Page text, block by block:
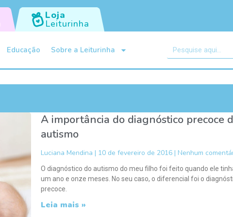
Loja
Leiturinha
Educação Sobre a Leiturinha
A importância do diagnóstico precoce
autismo
Luciana Mendina 10 de fevereiro de 2016 Nenhum
O diagnóstico do autismo do meu filho foi feito quando ele
um ano e onze meses. No seu caso, o diferencial foi o
precoce.
Leia mais »